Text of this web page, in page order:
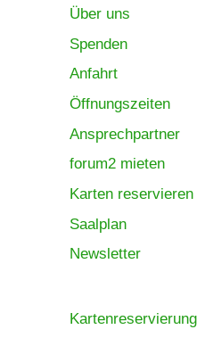
Über uns
Spenden
Anfahrt
Öffnungszeiten
Ansprechpartner
forum2 mieten
Karten reservieren
Saalplan
Newsletter